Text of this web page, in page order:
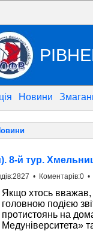
Новини
8-й тур.
• Коментарів:0 •
Якщо хтось вважав,
головною подією
протистоянь на
Медуніверситета»